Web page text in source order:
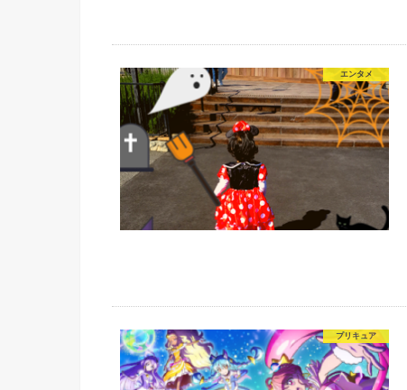
エンタメ
プリキュア